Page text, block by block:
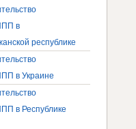
в
республике
в Украине
в Республике